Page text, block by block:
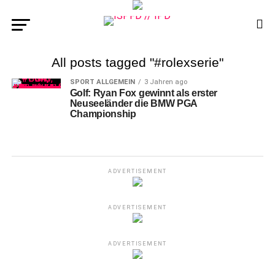
All posts tagged "#rolexserie"
SPORT ALLGEMEIN 3 Jahren ago
Golf: Ryan Fox gewinnt als erster
Neuseeländer die BMW PGA
Championship
ADVERTISEMENT
ADVERTISEMENT
ADVERTISEMENT